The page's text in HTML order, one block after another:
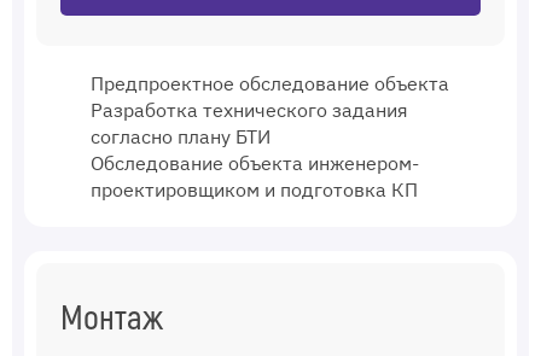
Предпроектное обследование объекта
Разработка технического задания
согласно плану БТИ
Обследование объекта инженером-
проектировщиком и подготовка КП
Монтаж